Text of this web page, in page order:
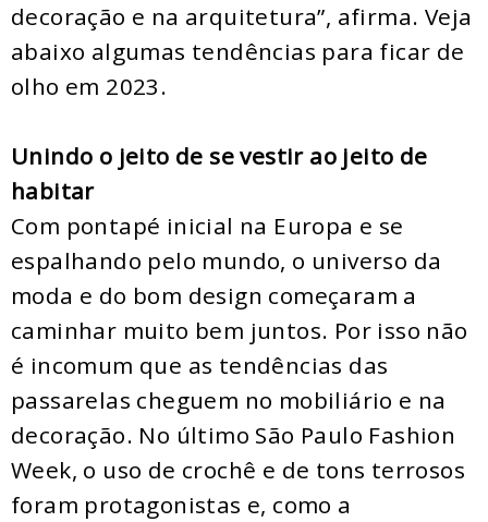
decoração e na arquitetura”, afirma. Veja
abaixo algumas tendências para ficar de
olho em 2023.
Unindo o jeito de se vestir ao jeito de
habitar
Com pontapé inicial na Europa e se
espalhando pelo mundo, o universo da
moda e do bom design começaram a
caminhar muito bem juntos. Por isso não
é incomum que as tendências das
passarelas cheguem no mobiliário e na
decoração. No último São Paulo Fashion
Week, o uso de crochê e de tons terrosos
foram protagonistas e, como a